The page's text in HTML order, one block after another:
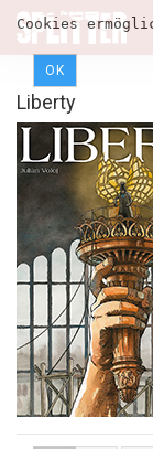
Cookies
OK
Liberty